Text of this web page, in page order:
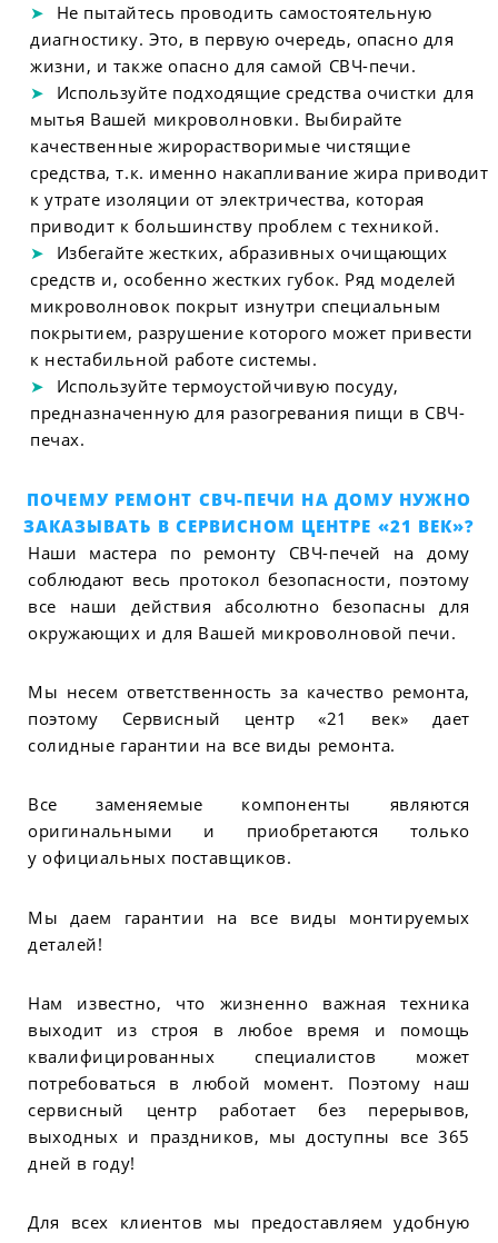
Не пытайтесь проводить самостоятельную
диагностику. Это, в первую очередь, опасно для
жизни, и также опасно для самой СВЧ-печи.
Используйте подходящие средства очистки для
мытья Вашей микроволновки. Выбирайте
качественные жирорастворимые чистящие
средства, т.к. именно накапливание жира приводит
к утрате изоляции от электричества, которая
приводит к большинству проблем с техникой.
Избегайте жестких, абразивных очищающих
средств и, особенно жестких губок. Ряд моделей
микроволновок покрыт изнутри специальным
покрытием, разрушение которого может привести
к нестабильной работе системы.
Используйте термоустойчивую посуду,
предназначенную для разогревания пищи в СВЧ-
печах.
ПОЧЕМУ РЕМОНТ СВЧ-ПЕЧИ НА ДОМУ НУЖНО
ЗАКАЗЫВАТЬ В СЕРВИСНОМ ЦЕНТРЕ «21 ВЕК»?
Наши мастера по ремонту СВЧ-печей на дому
соблюдают весь протокол безопасности, поэтому
все наши действия абсолютно безопасны для
окружающих и для Вашей микроволновой печи.
Мы несем ответственность за качество ремонта,
поэтому Сервисный центр «21 век» дает
солидные гарантии на все виды ремонта.
Все заменяемые компоненты являются
оригинальными и приобретаются только
у официальных поставщиков.
Мы даем гарантии на все виды монтируемых
деталей!
Нам известно, что жизненно важная техника
выходит из строя в любое время и помощь
квалифицированных специалистов может
потребоваться в любой момент. Поэтому наш
сервисный центр работает без перерывов,
выходных и праздников, мы доступны все 365
дней в году!
Для всех клиентов мы предоставляем удобную